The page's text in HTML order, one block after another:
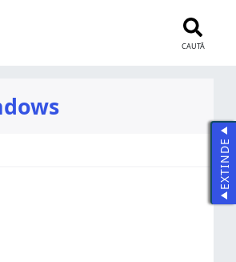
CAUTĂ
EXTINDE